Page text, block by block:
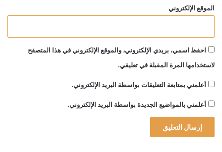
الموقع الإلكتروني
احفظ اسمي، بريدي الإلكتروني، والموقع الإلكتروني في هذا المتصفح
لاستخدامها المرة المقبلة في تعليقي.
أعلمني بمتابعة التعليقات بواسطة البريد الإلكتروني.
أعلمني بالمواضيع الجديدة بواسطة البريد الإلكتروني.